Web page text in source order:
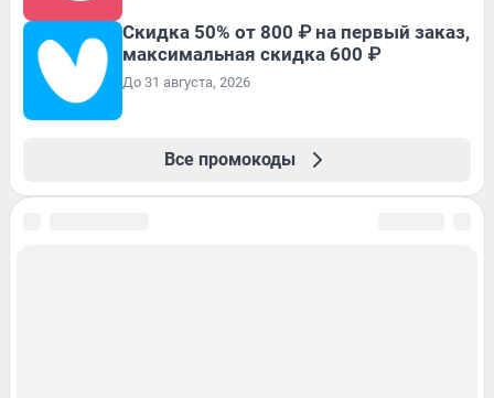
Скидка 50% от 800 ₽ на первый заказ,
максимальная скидка 600 ₽
До 31 августа, 2026
Все промокоды